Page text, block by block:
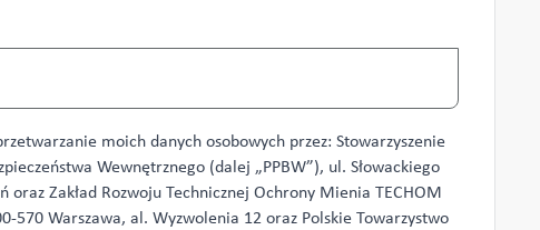
moich danych osobowych przez: Stowarzyszenie
Wewnętrznego (dalej „PPBW”), ul. Słowackiego
oraz Zakład Rozwoju Technicznej Ochrony Mienia TECHOM
570 Warszawa, al. Wyzwolenia 12 oraz Polskie Towarzystwo